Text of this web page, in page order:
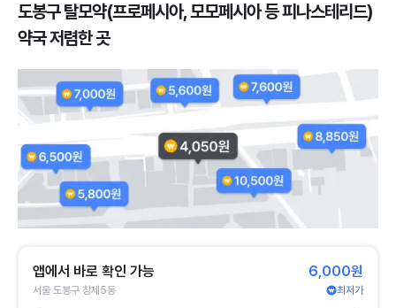
도봉구 탈모약(프로페시아, 모모페시아 등 피나스테리드)
약국 저렴한 곳
앱에서 바로 확인 가능
서울 도봉구 창제5동
6,000원
최저가